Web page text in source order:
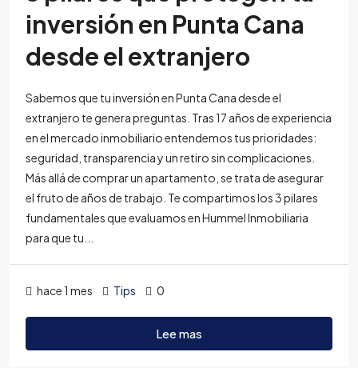
inversión en Punta Cana
desde el extranjero
Sabemos que tu inversión en Punta Cana desde el
extranjero te genera preguntas. Tras 17 años de experiencia
en el mercado inmobiliario entendemos tus prioridades:
seguridad, transparencia y un retiro sin complicaciones.
Más allá de comprar un apartamento, se trata de asegurar
el fruto de años de trabajo. Te compartimos los 3 pilares
fundamentales que evaluamos en Hummel Inmobiliaria
para que tu...
hace 1 mes Tips 0
Lee mas